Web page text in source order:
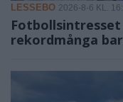
LESSEBO 2026-8-6 KL.
rekordmånga